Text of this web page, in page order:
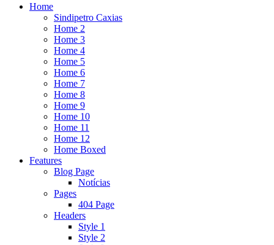
Home
Sindipetro Caxias
Home 2
Home 3
Home 4
Home 5
Home 6
Home 7
Home 8
Home 9
Home 10
Home 11
Home 12
Home Boxed
Features
Blog Page
Notícias
Pages
404 Page
Headers
Style 1
Style 2